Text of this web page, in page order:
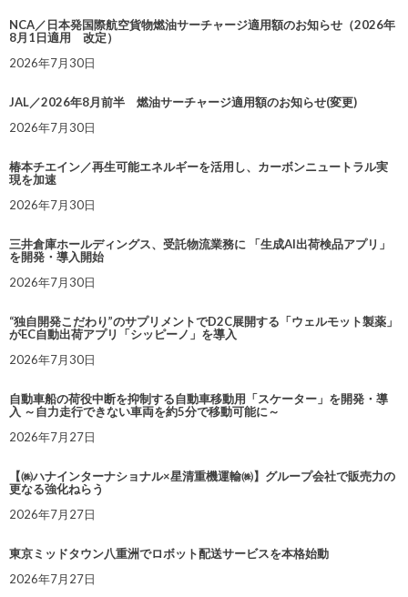
NCA／日本発国際航空貨物燃油サーチャージ適用額のお知らせ（2026年
8月1日適用 改定）
2026年7月30日
JAL／2026年8月前半 燃油サーチャージ適用額のお知らせ(変更)
2026年7月30日
椿本チエイン／再生可能エネルギーを活用し、カーボンニュートラル実
現を加速
2026年7月30日
三井倉庫ホールディングス、受託物流業務に 「生成AI出荷検品アプリ」
を開発・導入開始
2026年7月30日
“独自開発こだわり”のサプリメントでD2C展開する「ウェルモット製薬」
がEC自動出荷アプリ「シッピーノ」を導入
2026年7月30日
自動車船の荷役中断を抑制する自動車移動用「スケーター」を開発・導
入 ～自力走行できない車両を約5分で移動可能に～
2026年7月27日
【㈱ハナインターナショナル×星清重機運輸㈱】グループ会社で販売力の
更なる強化ねらう
2026年7月27日
東京ミッドタウン八重洲でロボット配送サービスを本格始動
2026年7月27日